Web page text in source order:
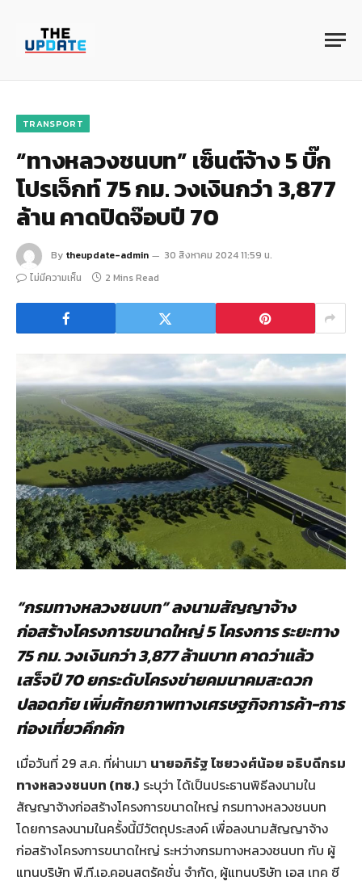
TRANSPORT
“ทางหลวงชนบท” เซ็นต์จ้าง 5 บิ๊ก
โปรเจ็กท์ 75 กม. วงเงินกว่า 3,877
ล้าน คาดปิดจ๊อบปี 70
By theupdate-admin
30 สิงหาคม 2024 11:59 น.
ไม่มีความเห็น
2 Mins Read
“กรมทางหลวงชนบท” ลงนามสัญญาจ้าง
ก่อสร้างโครงการขนาดใหญ่ 5 โครงการ ระยะทาง
75 กม. วงเงินกว่า 3,877 ล้านบาท คาดว่าแล้ว
เสร็จปี 70 ยกระดับโครงข่ายคมนาคมสะดวก
ปลอดภัย เพิ่มศักยภาพทางเศรษฐกิจการค้า-การ
ท่องเที่ยวคึกคัก
เมื่อวันที่ 29 ส.ค. ที่ผ่านมา นายอภิรัฐ ไชยวงศ์น้อย อธิบดีกรม
ทางหลวงชนบท (ทช.) ระบุว่า ได้เป็นประธานพิธีลงนามใน
สัญญาจ้างก่อสร้างโครงการขนาดใหญ่ กรมทางหลวงชนบท
โดยการลงนามในครั้งนี้มีวัตถุประสงค์ เพื่อลงนามสัญญาจ้าง
ก่อสร้างโครงการขนาดใหญ่ ระหว่างกรมทางหลวงชนบท กับ ผู้
แทนบริษัท พี.ที.เอ.คอนสตรัคชั่น จำกัด, ผู้แทนบริษัท เอส เทค ซี